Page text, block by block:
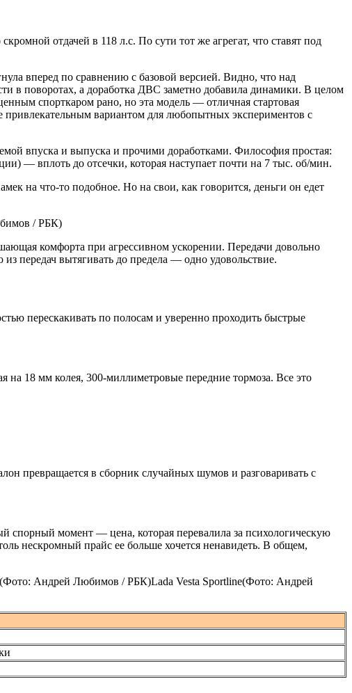
отдачей в 118 л.с. По сути тот же агрегат, что ставят под
вперед по сравнению с базовой версией. Видно, что над
в поворотах, а доработка ДВС заметно добавила динамики. В целом
спорткаром рано, но эта модель — отличная стартовая
привлекательным вариантом для любопытных экспериментов с
впуска и выпуска и прочими доработками. Философия простая:
— вплоть до отсечки, которая наступает почти на 7 тыс. об/мин.
на что-то подобное. Но на свои, как говорится, деньги он едет
/ РБК)
комфорта при агрессивном ускорении. Передачи довольно
передач вытягивать до предела — одно удовольствие.
перескакивать по полосам и уверенно проходить быстрые
на 18 мм колея, 300-миллиметровые передние тормоза. Все это
превращается в сборник случайных шумов и разговаривать с
спорный момент — цена, которая перевалила за психологическую
нескромный прайс ее больше хочется ненавидеть. В общем,
Андрей Любимов / РБК)Lada Vesta Sportline(Фото: Андрей